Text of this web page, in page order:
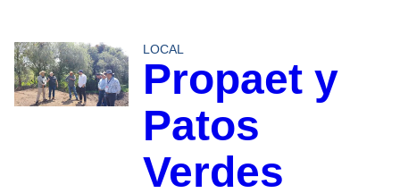
LOCAL
Propaet y
Patos
Verdes